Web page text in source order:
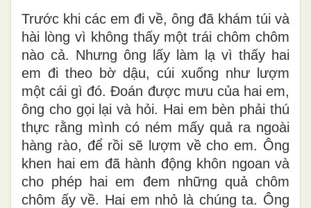
Trước khi các em đi về, ông đã khám túi và
hài lòng vì không thấy một trái chôm chôm
nào cả. Nhưng ông lấy làm lạ vì thấy hai
em đi theo bờ dậu, cúi xuống như lượm
một cái gì đó. Đoán được mưu của hai em,
ông cho gọi lại và hỏi. Hai em bèn phải thú
thực rằng mình có ném mấy quả ra ngoài
hàng rào, để rồi sẽ lượm về cho em. Ông
khen hai em đã hành động khôn ngoan và
cho phép hai em đem những quả chôm
chôm ấy về. Hai em nhỏ là chúng ta. Ông